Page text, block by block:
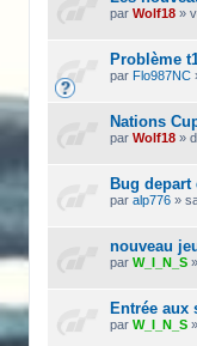
parWolf18 »
Problème
par Flo987NC
Nations
parWolf18 »
Bug
paralp776 »
nouveau
parW_I_N_S
Entrée aux
parW_I_N_S